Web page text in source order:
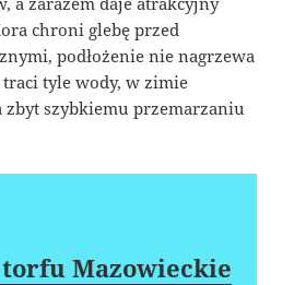
chroni glebę przed
podłożenie nie nagrzewa
tyle wody, w zimie
zbyt szybkiemu przemarzaniu
Mazowieckie